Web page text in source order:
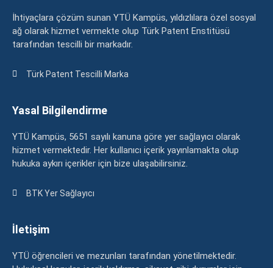
İhtiyaçlara çözüm sunan YTÜ Kampüs, yıldızlılara özel sosyal
ağ olarak hizmet vermekte olup Türk Patent Enstitüsü
tarafından tescilli bir markadır.
Türk Patent Tescilli Marka
Yasal Bilgilendirme
YTÜ Kampüs, 5651 sayılı kanuna göre yer sağlayıcı olarak
hizmet vermektedir. Her kullanıcı içerik yayınlamakta olup
hukuka aykırı içerikler için bize ulaşabilirsiniz.
BTK Yer Sağlayıcı
İletişim
YTÜ öğrencileri ve mezunları tarafından yönetilmektedir.